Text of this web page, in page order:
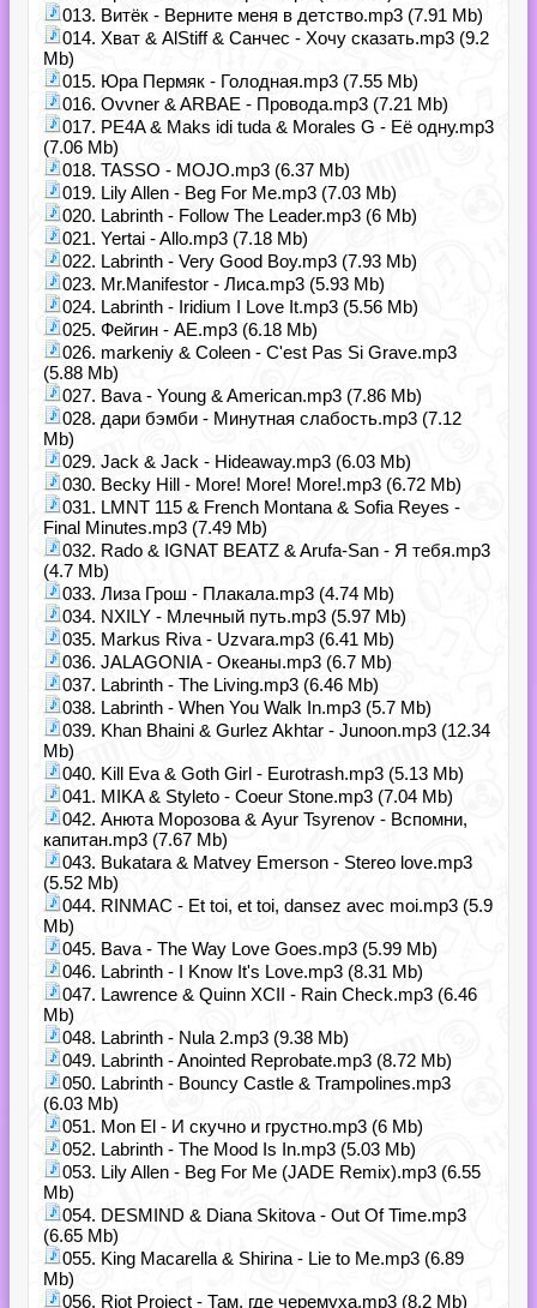
013. Витёк - Верните меня в детство.mp3 (7.91 Mb)
014. Хват & AlStiff & Санчес - Хочу сказать.mp3 (9.2
Mb)
015. Юра Пермяк - Голодная.mp3 (7.55 Mb)
016. Ovvner & ARBAE - Провода.mp3 (7.21 Mb)
017. PE4A & Maks idi tuda & Morales G - Её одну.mp3
(7.06 Mb)
018. TASSO - MOJO.mp3 (6.37 Mb)
019. Lily Allen - Beg For Me.mp3 (7.03 Mb)
020. Labrinth - Follow The Leader.mp3 (6 Mb)
021. Yertai - Allo.mp3 (7.18 Mb)
022. Labrinth - Very Good Boy.mp3 (7.93 Mb)
023. Mr.Manifestor - Лиса.mp3 (5.93 Mb)
024. Labrinth - Iridium I Love It.mp3 (5.56 Mb)
025. Фейгин - АЕ.mp3 (6.18 Mb)
026. markeniy & Coleen - С'est Pas Si Grave.mp3
(5.88 Mb)
027. Bava - Young & American.mp3 (7.86 Mb)
028. дари бэмби - Минутная слабость.mp3 (7.12
Mb)
029. Jack & Jack - Hideaway.mp3 (6.03 Mb)
030. Becky Hill - More! More! More!.mp3 (6.72 Mb)
031. LMNT 115 & French Montana & Sofia Reyes -
Final Minutes.mp3 (7.49 Mb)
032. Rado & IGNAT BEATZ & Arufa-San - Я тебя.mp3
(4.7 Mb)
033. Лиза Грош - Плакала.mp3 (4.74 Mb)
034. NXILY - Млечный путь.mp3 (5.97 Mb)
035. Markus Riva - Uzvara.mp3 (6.41 Mb)
036. JALAGONIA - Океаны.mp3 (6.7 Mb)
037. Labrinth - The Living.mp3 (6.46 Mb)
038. Labrinth - When You Walk In.mp3 (5.7 Mb)
039. Khan Bhaini & Gurlez Akhtar - Junoon.mp3 (12.34
Mb)
040. Kill Eva & Goth Girl - Eurotrash.mp3 (5.13 Mb)
041. MIKA & Styleto - Coeur Stone.mp3 (7.04 Mb)
042. Анюта Морозова & Ayur Tsyrenov - Вспомни,
капитан.mp3 (7.67 Mb)
043. Bukatara & Matvey Emerson - Stereo love.mp3
(5.52 Mb)
044. RINMAC - Et toi, et toi, dansez avec moi.mp3 (5.9
Mb)
045. Bava - The Way Love Goes.mp3 (5.99 Mb)
046. Labrinth - I Know It's Love.mp3 (8.31 Mb)
047. Lawrence & Quinn XCII - Rain Check.mp3 (6.46
Mb)
048. Labrinth - Nula 2.mp3 (9.38 Mb)
049. Labrinth - Anointed Reprobate.mp3 (8.72 Mb)
050. Labrinth - Bouncy Castle & Trampolines.mp3
(6.03 Mb)
051. Mon El - И скучно и грустно.mp3 (6 Mb)
052. Labrinth - The Mood Is In.mp3 (5.03 Mb)
053. Lily Allen - Beg For Me (JADE Remix).mp3 (6.55
Mb)
054. DESMIND & Diana Skitova - Out Of Time.mp3
(6.65 Mb)
055. King Macarella & Shirina - Lie to Me.mp3 (6.89
Mb)
056. Riot Project - Там, где черемуха.mp3 (8.2 Mb)